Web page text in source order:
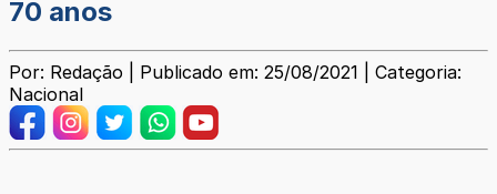
70 anos
Por: Redação | Publicado em: 25/08/2021 | Categoria:
Nacional